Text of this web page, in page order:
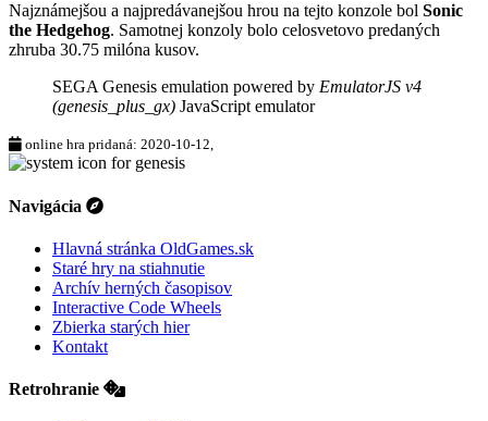
Najznámejšou a najpredávanejšou hrou na tejto konzole bol Sonic
the Hedgehog. Samotnej konzoly bolo celosvetovo predaných
zhruba 30.75 milóna kusov.
SEGA Genesis emulation powered by EmulatorJS v4
(genesis_plus_gx) JavaScript emulator
online hra pridaná: 2020-10-12,
Navigácia
Hlavná stránka OldGames.sk
Staré hry na stiahnutie
Archív herných časopisov
Interactive Code Wheels
Zbierka starých hier
Kontakt
Retrohranie